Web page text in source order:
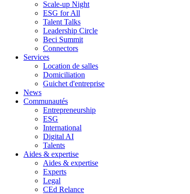
Scale-up Night
ESG for All
Talent Talks
Leadership Circle
Beci Summit
Connectors
Services
Location de salles
Domiciliation
Guichet d'entreprise
News
Communautés
Entrepreneurship
ESG
International
Digital AI
Talents
Aides & expertise
Aides & expertise
Experts
Legal
CEd Relance